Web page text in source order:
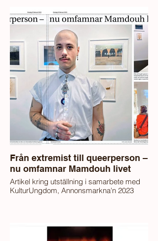
Från extremist till queerperson –
nu omfamnar Mamdouh livet
Artikel kring utställning i samarbete med
KulturUngdom, Annonsmarkna'n 2023